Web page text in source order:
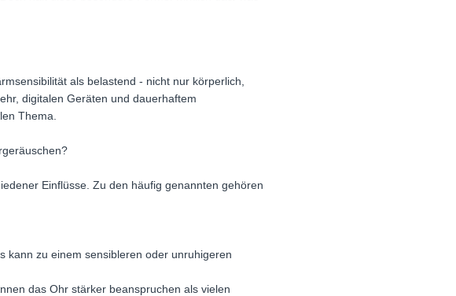
als belastend - nicht nur körperlich,
digitalen Geräten und dauerhaftem
Thema.
Einflüsse. Zu den häufig genannten gehören
kann zu einem sensibleren oder unruhigeren
das Ohr stärker beanspruchen als vielen